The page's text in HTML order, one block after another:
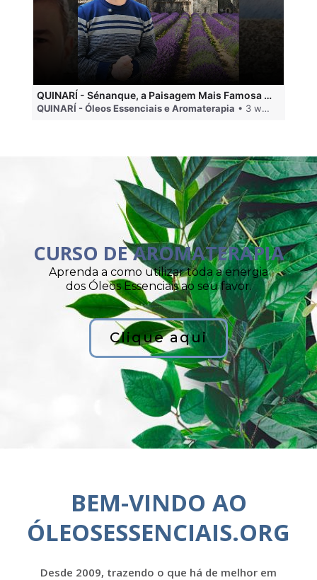
QUINARÍ - Sénanque, a Paisagem Mais Famosa da Aromaterapia
QUINARÍ - Óleos Essenciais e Aromaterapia • 3 weeks ago
CURSO DE AROMATERAPIA
Aprenda a como utilizar toda a energia
dos Óleos Essenciais ao seu favor.
Clique aqui
BEM-VINDO AO
ÓLEOSESSENCIAIS.ORG
Desde 2009, trazendo o que há de melhor em